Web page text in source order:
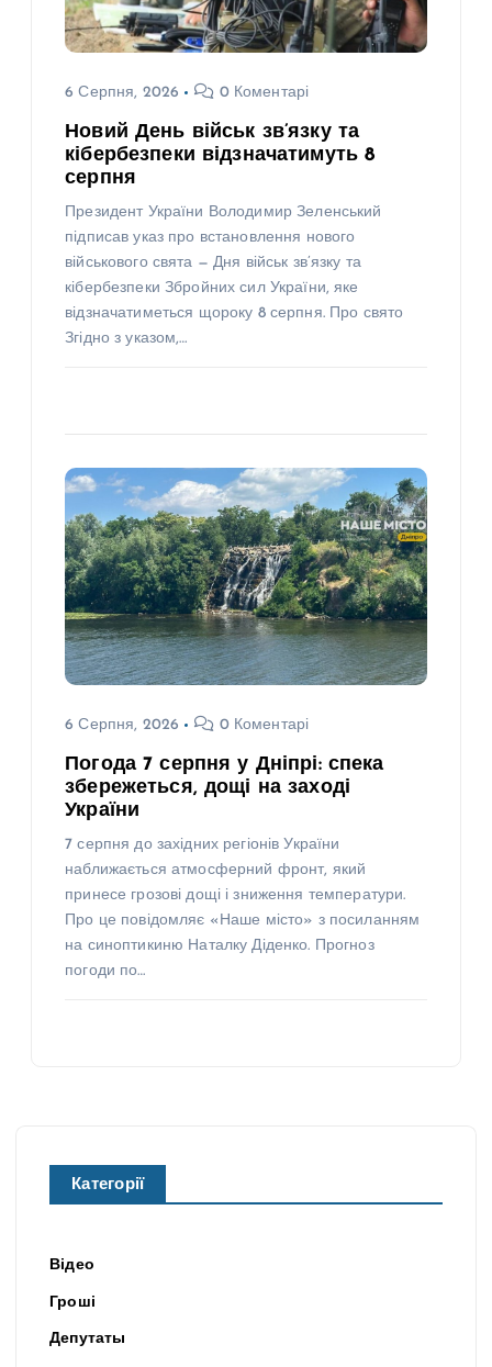
6 Серпня, 2026 0 Коментарі
Новий День військ зв’язку та
кібербезпеки відзначатимуть 8
серпня
Президент України Володимир Зеленський
підписав указ про встановлення нового
військового свята — Дня військ зв’язку та
кібербезпеки Збройних сил України, яке
відзначатиметься щороку 8 серпня. Про свято
Згідно з указом,…
6 Серпня, 2026 0 Коментарі
Погода 7 серпня у Дніпрі: спека
збережеться, дощі на заході
України
7 серпня до західних регіонів України
наближається атмосферний фронт, який
принесе грозові дощі і зниження температури.
Про це повідомляє «Наше місто» з посиланням
на синоптикиню Наталку Діденко. Прогноз
погоди по…
Категорії
Відео
Гроші
Депутаты